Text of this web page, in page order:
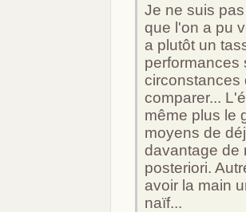
Je ne suis
que l'on a pu
a plutôt un
performances
circonstances
comparer...
même plus le
moyens de
davantage de
posteriori.
avoir la main
naïf...